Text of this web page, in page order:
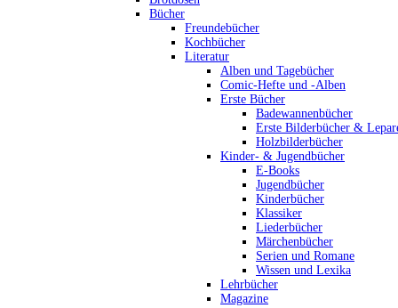
Bücher
Freundebücher
Kochbücher
Literatur
Alben und Tagebücher
Comic-Hefte und -Alben
Erste Bücher
Badewannenbücher
Erste Bilderbücher &
Holzbilderbücher
Kinder- & Jugendbücher
E-Books
Jugendbücher
Kinderbücher
Klassiker
Liederbücher
Märchenbücher
Serien und Romane
Wissen und Lexika
Lehrbücher
Magazine